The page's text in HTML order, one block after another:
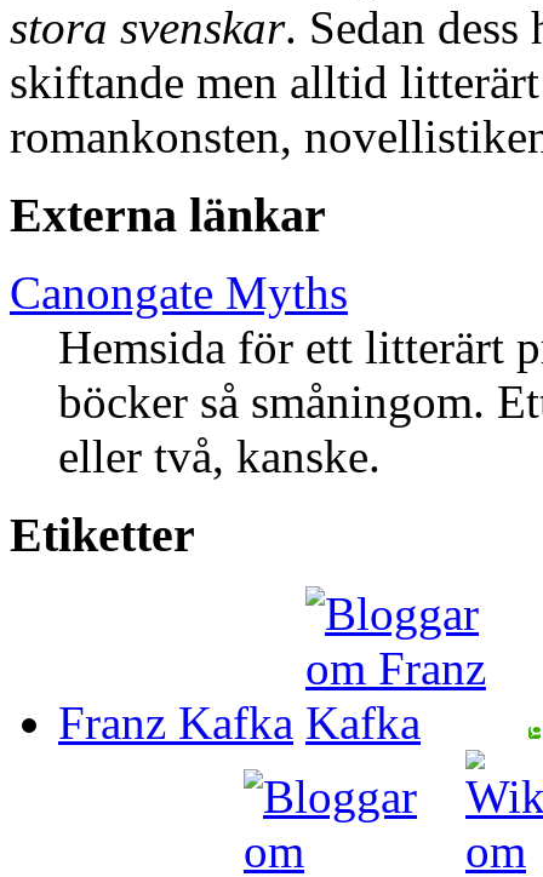
stora svenskar. Sedan dess
skiftande men alltid
romankonsten,
Externa länkar
Canongate Myths
Hemsida för ett litterärt
böcker så småningom.
eller två, kanske.
Etiketter
Franz Kafka